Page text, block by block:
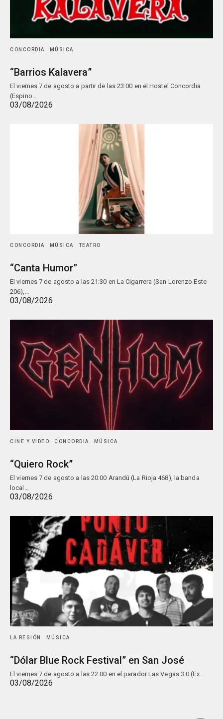
CONCORDIA MÚSICA
“Barrios Kalavera”
El viernes 7 de agosto a partir de las 23:00 en el Hostel Concordia
(Espino…
03/08/2026
CONCORDIA MÚSICA TEATRO
“Canta Humor”
El viernes 7 de agosto a las 21:30 en La Cigarrera (San Lorenzo Este
206),…
03/08/2026
CINE Y VIDEO CONCORDIA MÚSICA
“Quiero Rock”
El viernes 7 de agosto a las 20:00 Arandú (La Rioja 468), la banda
local…
03/08/2026
LA REGIÓN MÚSICA
“Dólar Blue Rock Festival” en San José
El viernes 7 de agosto a las 22:00 en el parador Las Vegas 3.0 (Ex…
03/08/2026